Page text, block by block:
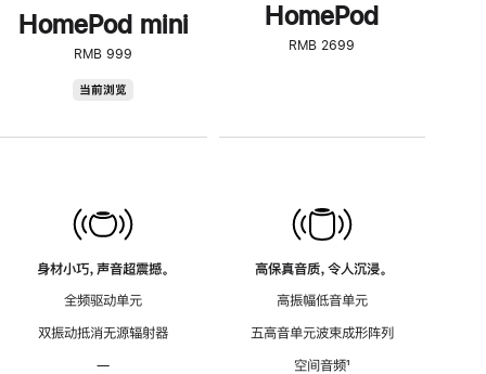
HomePod mini
RMB 999
当前浏览
身材小巧，声音超震撼。
全频驱动单元
双振动抵消无源辐射器
—
HomePod
RMB 2699
高保真音质，令人沉浸。
高振幅低音单元
五高音单元波束成形阵列
空间音频脚
¹